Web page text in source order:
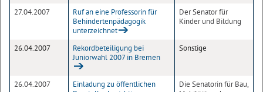
27.04.2007
Ruf an eine Professorin für
Behindertenpädagogik
unterzeichnet
Der Senator für
Kinder und Bildung
26.04.2007
Rekordbeteiligung bei
Juniorwahl 2007 in Bremen
Sonstige
26.04.2007
Einladung zu öffentlichen
Die Senatorin für Bau,